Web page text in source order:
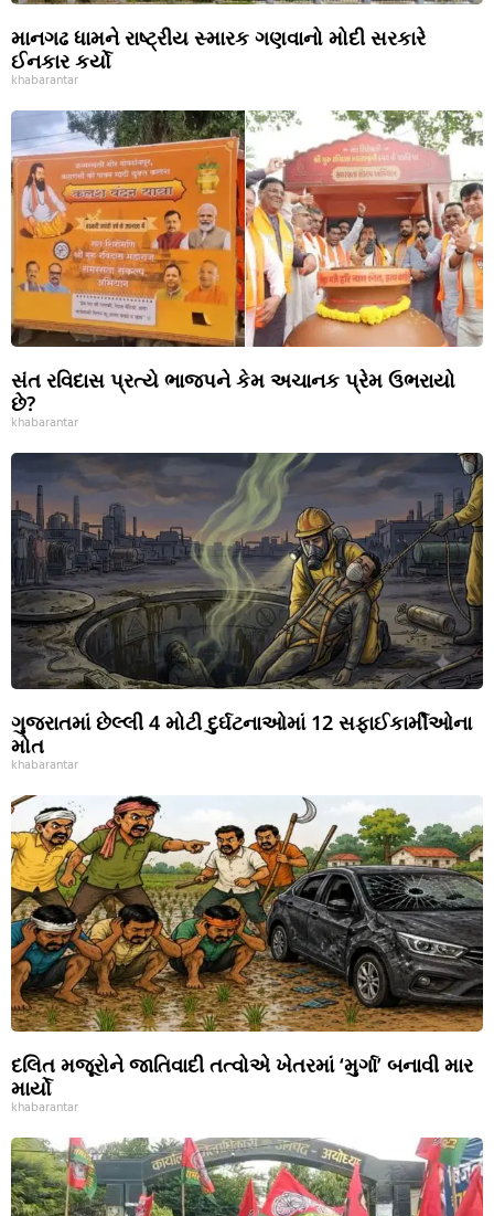
માનગઢ ધામને રાષ્ટ્રીય સ્મારક ગણવાનો મોદી સરકારે
ઈનકાર કર્યો
khabarantar
સંત રવિદાસ પ્રત્યે ભાજપને કેમ અચાનક પ્રેમ ઉભરાયો
છે?
khabarantar
ગુજરાતમાં છેલ્લી 4 મોટી દુર્ઘટનાઓમાં 12 સફાઈકાર્મીઓના
મોત
khabarantar
દલિત મજૂરોને જાતિવાદી તત્વોએ ખેતરમાં ‘મુર્ગા’ બનાવી માર
માર્યો
khabarantar